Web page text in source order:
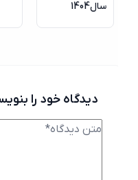
دیدگاه خود را بنویسید